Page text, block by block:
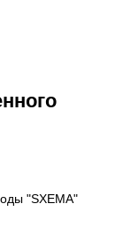
"SXEMA"